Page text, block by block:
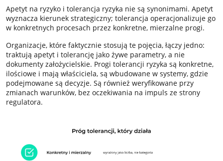
Apetyt na ryzyko i tolerancja ryzyka nie są synonimami. Apetyt
wyznacza kierunek strategiczny; tolerancja operacjonalizuje go
w konkretnych procesach przez konkretne, mierzalne progi.
Organizacje, które faktycznie stosują te pojęcia, łączy jedno:
traktują apetyt i tolerancję jako żywe parametry, a nie
dokumenty założycielskie. Progi tolerancji ryzyka są konkretne,
ilościowe i mają właściciela, są wbudowane w systemy, gdzie
podejmowane są decyzje. Są również weryfikowane przy
zmianach warunków, bez oczekiwania na impuls ze strony
regulatora.